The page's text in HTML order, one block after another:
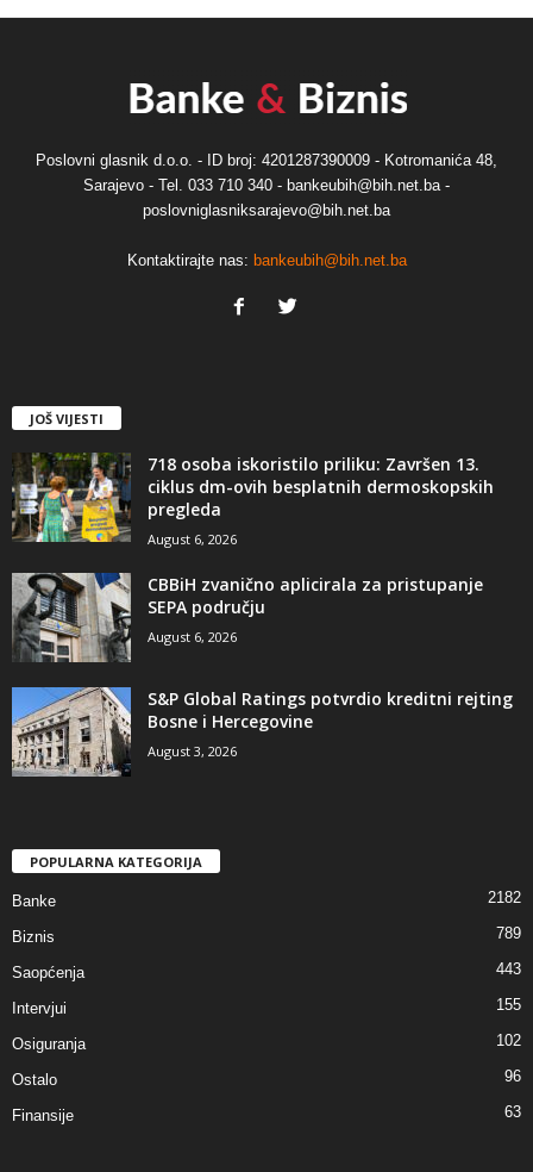
Poslovni glasnik d.o.o. - ID broj: 4201287390009 - Kotromanića 48,
Sarajevo - Tel. 033 710 340 - bankeubih@bih.net.ba -
poslovniglasniksarajevo@bih.net.ba
Kontaktirajte nas: bankeubih@bih.net.ba
JOŠ VIJESTI
718 osoba iskoristilo priliku: Završen 13.
ciklus dm-ovih besplatnih dermoskopskih
pregleda
August 6, 2026
CBBiH zvanično aplicirala za pristupanje
SEPA području
August 6, 2026
S&P Global Ratings potvrdio kreditni rejting
Bosne i Hercegovine
August 3, 2026
POPULARNA KATEGORIJA
Banke 2182
Biznis 789
Saopćenja 443
Intervjui 155
Osiguranja 102
Ostalo 96
Finansije 63